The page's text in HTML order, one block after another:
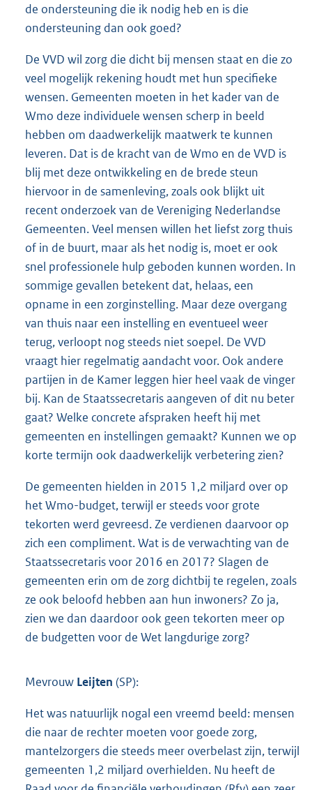
de ondersteuning die ik nodig heb en is die
ondersteuning dan ook goed?
De VVD wil zorg die dicht bij mensen staat en die zo
veel mogelijk rekening houdt met hun specifieke
wensen. Gemeenten moeten in het kader van de
Wmo deze individuele wensen scherp in beeld
hebben om daadwerkelijk maatwerk te kunnen
leveren. Dat is de kracht van de Wmo en de VVD is
blij met deze ontwikkeling en de brede steun
hiervoor in de samenleving, zoals ook blijkt uit
recent onderzoek van de Vereniging Nederlandse
Gemeenten. Veel mensen willen het liefst zorg thuis
of in de buurt, maar als het nodig is, moet er ook
snel professionele hulp geboden kunnen worden. In
sommige gevallen betekent dat, helaas, een
opname in een zorginstelling. Maar deze overgang
van thuis naar een instelling en eventueel weer
terug, verloopt nog steeds niet soepel. De VVD
vraagt hier regelmatig aandacht voor. Ook andere
partijen in de Kamer leggen hier heel vaak de vinger
bij. Kan de Staatssecretaris aangeven of dit nu beter
gaat? Welke concrete afspraken heeft hij met
gemeenten en instellingen gemaakt? Kunnen we op
korte termijn ook daadwerkelijk verbetering zien?
De gemeenten hielden in 2015 1,2 miljard over op
het Wmo-budget, terwijl er steeds voor grote
tekorten werd gevreesd. Ze verdienen daarvoor op
zich een compliment. Wat is de verwachting van de
Staatssecretaris voor 2016 en 2017? Slagen de
gemeenten erin om de zorg dichtbij te regelen, zoals
ze ook beloofd hebben aan hun inwoners? Zo ja,
zien we dan daardoor ook geen tekorten meer op
de budgetten voor de Wet langdurige zorg?
Mevrouw Leijten (SP):
Het was natuurlijk nogal een vreemd beeld: mensen
die naar de rechter moeten voor goede zorg,
mantelzorgers die steeds meer overbelast zijn, terwijl
gemeenten 1,2 miljard overhielden. Nu heeft de